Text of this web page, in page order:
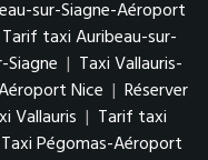
sur-Siagne-Aéroport
Tarif taxi Auribeau-sur-
| Taxi Vallauris-
Nice | Réserver
Vallauris | Tarif taxi
Taxi Pégomas-Aéroport